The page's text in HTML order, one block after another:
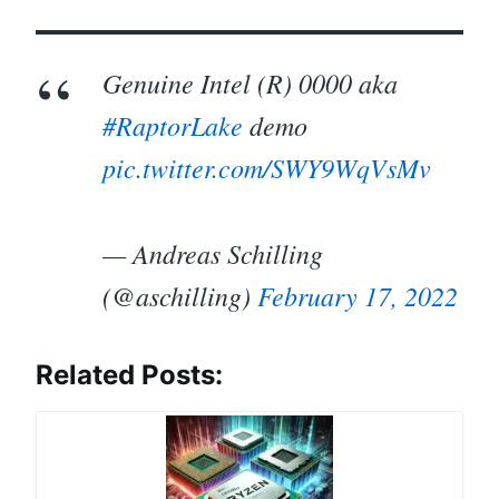
Genuine Intel (R) 0000 aka
#RaptorLake demo
pic.twitter.com/SWY9WqVsMv
— Andreas Schilling
(@aschilling) February 17, 2022
Related Posts: